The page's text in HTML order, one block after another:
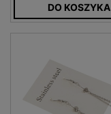
DO KOSZYKA